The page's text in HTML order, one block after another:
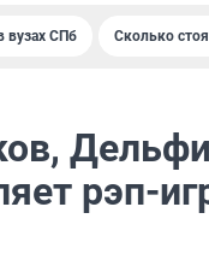
вузах СПб Сколько
рэп-